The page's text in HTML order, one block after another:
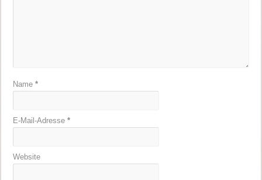
Name*
E-Mail-Adresse*
Website